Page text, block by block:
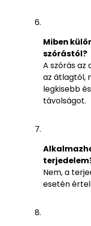
Miben
szórástól?
A szórás
az átlagtól,
legkisebb
távolságot.
Nem, a
esetén